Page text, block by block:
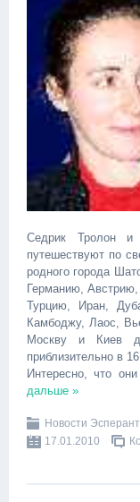
Седрик Тролон
путешествуют по
родного города
Германию,
Турцию, Иран,
Камбоджу, Лаос,
Москву и Киев
приблизительно в
Интересно, что
дальше »
Новости
17.01.2010